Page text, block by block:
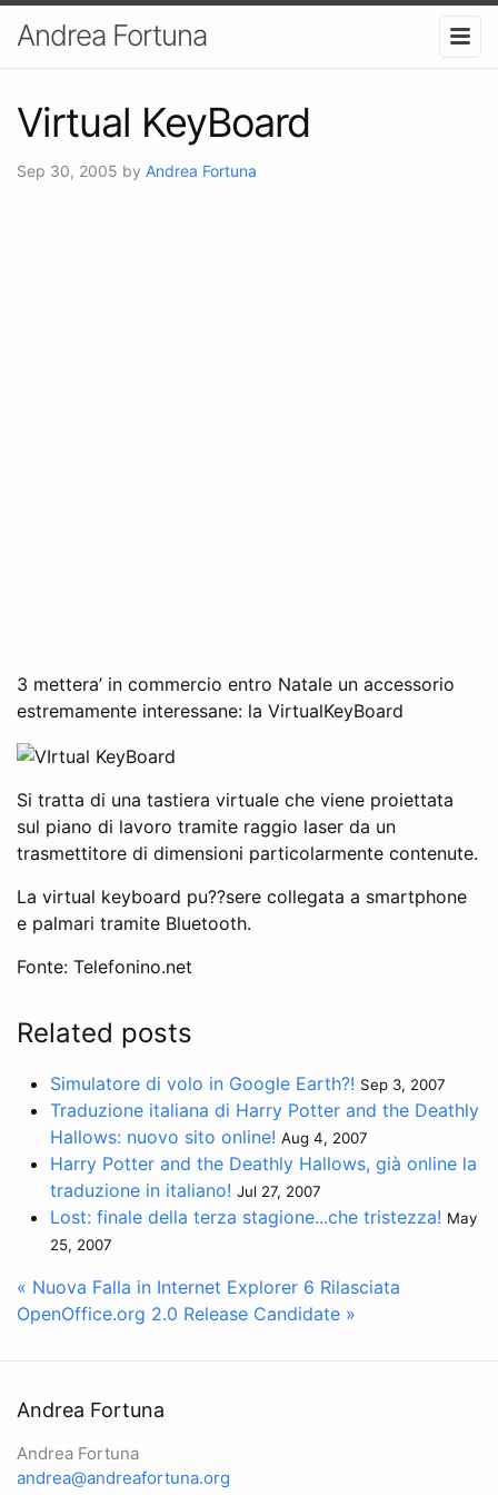
Andrea Fortuna
Virtual KeyBoard
Sep 30, 2005 by Andrea Fortuna
3 mettera’ in commercio entro Natale un accessorio
estremamente interessane: la VirtualKeyBoard
Si tratta di una tastiera virtuale che viene proiettata
sul piano di lavoro tramite raggio laser da un
trasmettitore di dimensioni particolarmente contenute.
La virtual keyboard pu??sere collegata a smartphone
e palmari tramite Bluetooth.
Fonte: Telefonino.net
Related posts
Simulatore di volo in Google Earth?! Sep 3, 2007
Traduzione italiana di Harry Potter and the Deathly
Hallows: nuovo sito online! Aug 4, 2007
Harry Potter and the Deathly Hallows, già online la
traduzione in italiano! Jul 27, 2007
Lost: finale della terza stagione...che tristezza! May
25, 2007
« Nuova Falla in Internet Explorer 6 Rilasciata
OpenOffice.org 2.0 Release Candidate »
Andrea Fortuna
Andrea Fortuna
andrea@andreafortuna.org